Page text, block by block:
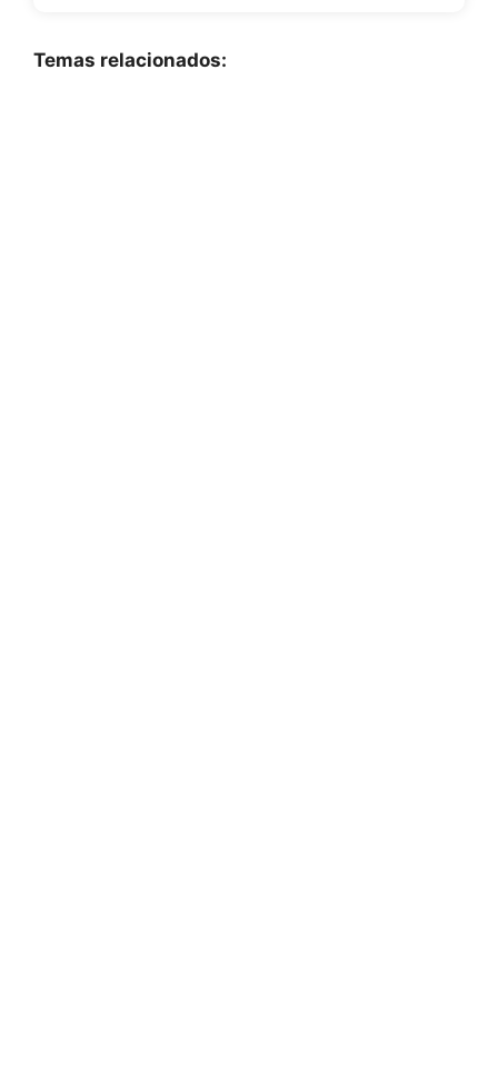
Temas relacionados: